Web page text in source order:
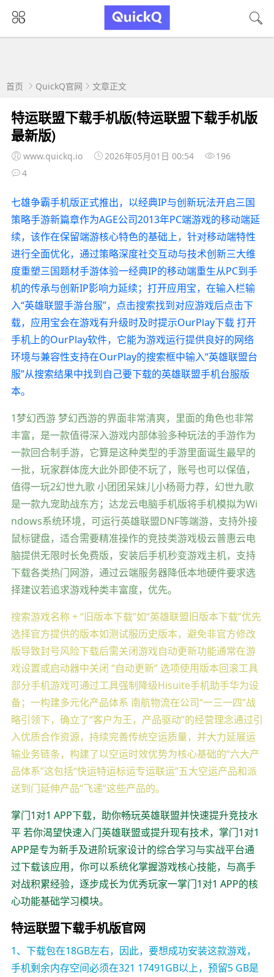
首页 QuickQ官网 文章正文
特运联盟下载手机版(特运联盟下载手机版
最新版)
www.quickq.io 2026年05月01日 00:54
196
4
七雄争霸手机版正式推出，以经典IP与创新玩法开启三国
策略手游新篇章作为AGE公司2013年PC端游戏的移动端延
续，该作在保留端游核心特色的基础上，针对移动端特性
进行全面优化，通过策略深度社交互动与技术创新三大维
度重塑三国题材手游体验一经典IP的移动端重生从PC到手
机的传承与创新IP影响力延续；打开应用宝，在输入栏输
入“英雄联盟手游台服”，点击搜索找到对应游戏后点击下
载，应用宝会在游戏有升级时及时提示OurPlay下载 打开
手机上的OurPlay软件，它能为游戏运行提供良好的网络
环境与兼容性支持在OurPlay的搜索框中输入“英雄联盟台
服”从搜索结果中找到自己要下载的英雄联盟手机台服版
本。
1梦幻西游 梦幻西游的界面非常清爽，里面的角色也非常
丰富，是一款值得深入游戏内部体验多种玩法的手游作为
一款回合制手游，它算是这种类型的手游里面诞生最早的
一批，玩家群体庞大此外即使不玩了，账号也可以保值，
值得一玩2幻世九歌 小团团呆妹儿小杨哥力荐，幻世九歌
是一款九宠助战东方；达龙云电脑手机版将手机模拟为Wi
ndows系统环境，可运行英雄联盟DNF等端游，支持外接
鼠标键盘，适合需要精准操作的竞技类游戏极云普惠云电
脑提供无限时长免费版，安装后手机秒变游戏主机，支持
下载各类热门网游，通过云端服务器降低本地硬件要求选
择建议若追求游戏种类丰富度，优先。
搜索游戏名称 + “旧版本下载”如“英雄联盟旧版本下载”优先
选择官方提供的版本如测试服历史版本，避免非官方修改
版导致封号风险下载后需关闭游戏自动更新功能通常在游
戏设置或启动器中关闭 “自动更新” 选项使用版本回滚工具
部分手机游戏可通过工具强制降级Hisuite手机助手华为设
备；一构建多元化产品体系 南航物流在公司“一三一四”战
略引领下，确立了“客户为王，产品驱动”的经营理念通过引
入优质合作资源，持续完善传统空运质量，并大力延展运
输业务链条，构建了以空运时效优势为核心基础的“六大产
品体系”这包括“快运特运标运专运联运”五大空运产品和派
送到门延伸产品“飞递”这些产品的。
掌门1对1 APP下载，助你畅玩英雄联盟并快速提升竞技水
平 若你渴望快速入门英雄联盟或提升现有技术，掌门1对1
APP是专为新手及进阶玩家设计的综合学习与实战平台通
过下载该应用，你可以系统化掌握游戏核心技能，与高手
对战积累经验，逐步成长为优秀玩家一掌门1对1 APP的核
心功能基础学习模块。
特运联盟下载手机版官网
1、下载包在18GB左右，因此，要想成功安装这款游戏，
手机剩余内存空间必须在321 17491GB以上，预留5 GB是